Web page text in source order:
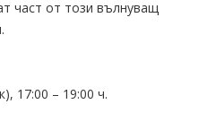
част от този вълнуващ
17:00 – 19:00 ч.